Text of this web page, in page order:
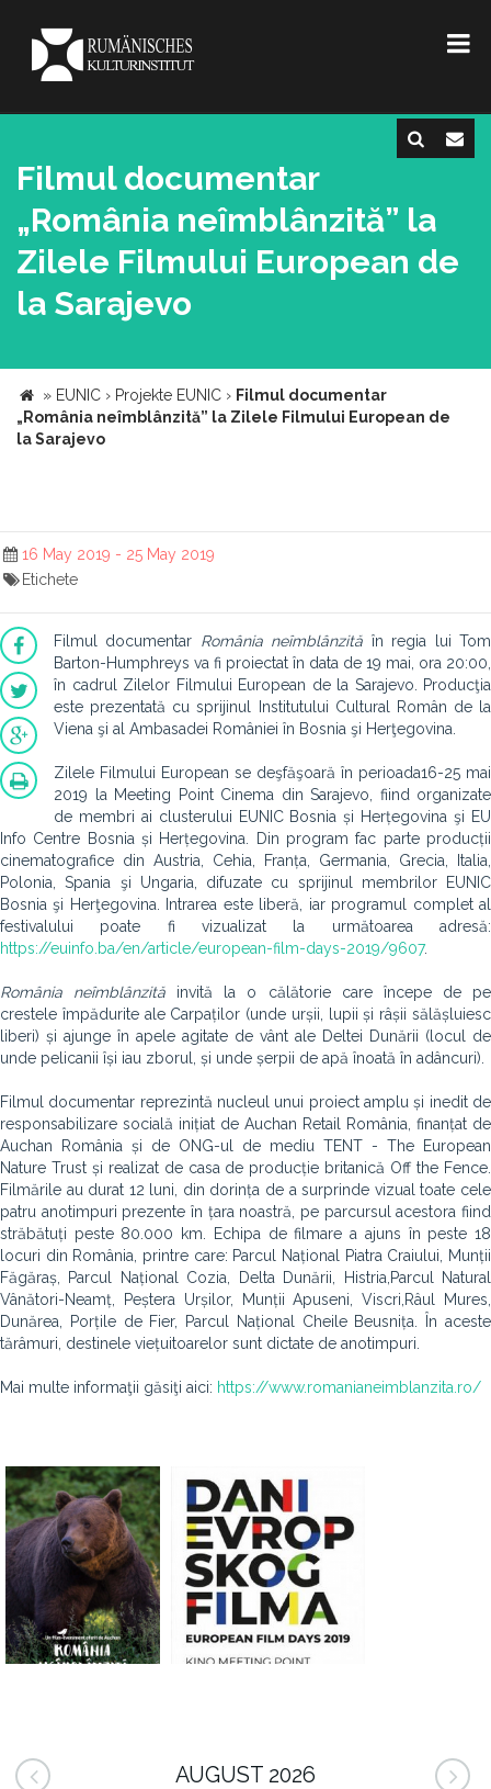
Filmul documentar
„România neîmblânzită” la
Zilele Filmului European de
la Sarajevo
» EUNIC › Projekte EUNIC › Filmul documentar
„România neîmblânzită” la Zilele Filmului European de
la Sarajevo
16 May 2019 - 25 May 2019
Etichete
Filmul documentar România neîmblânzită în regia lui Tom
Barton-Humphreys va fi proiectat în data de 19 mai, ora 20:00,
în cadrul Zilelor Filmului European de la Sarajevo. Producţia
este prezentată cu sprijinul Institutului Cultural Român de la
Viena şi al Ambasadei României în Bosnia şi Herţegovina.
Zilele Filmului European se deşfăşoară în perioada16-25 mai
2019 la Meeting Point Cinema din Sarajevo, fiind organizate
de membri ai clusterului EUNIC Bosnia și Herțegovina şi EU
Info Centre Bosnia și Herțegovina. Din program fac parte producții
cinematografice din Austria, Cehia, Franța, Germania, Grecia, Italia,
Polonia, Spania şi Ungaria, difuzate cu sprijinul membrilor EUNIC
Bosnia şi Herţegovina. Intrarea este liberă, iar programul complet al
festivalului poate fi vizualizat la următoarea adresă:
https://euinfo.ba/en/article/european-film-days-2019/9607.
România neîmblânzită invită la o călătorie care începe de pe
crestele împădurite ale Carpaților (unde urșii, lupii și râșii sălășluiesc
liberi) și ajunge în apele agitate de vânt ale Deltei Dunării (locul de
unde pelicanii își iau zborul, și unde șerpii de apă înoată în adâncuri).
Filmul documentar reprezintă nucleul unui proiect amplu și inedit de
responsabilizare socială inițiat de Auchan Retail România, finanțat de
Auchan România și de ONG-ul de mediu TENT - The European
Nature Trust și realizat de casa de producție britanică Off the Fence.
Filmările au durat 12 luni, din dorința de a surprinde vizual toate cele
patru anotimpuri prezente în țara noastră, pe parcursul acestora fiind
străbătuți peste 80.000 km. Echipa de filmare a ajuns în peste 18
locuri din România, printre care: Parcul Național Piatra Craiului, Munții
Făgăraș, Parcul Național Cozia, Delta Dunării, Histria,Parcul Natural
Vânători-Neamț, Peștera Urșilor, Munții Apuseni, Viscri,Râul Mures,
Dunărea, Porțile de Fier, Parcul Național Cheile Beusnița. În aceste
tărâmuri, destinele viețuitoarelor sunt dictate de anotimpuri.
Mai multe informaţii găsiţi aici: https://www.romanianeimblanzita.ro/
AUGUST 2026